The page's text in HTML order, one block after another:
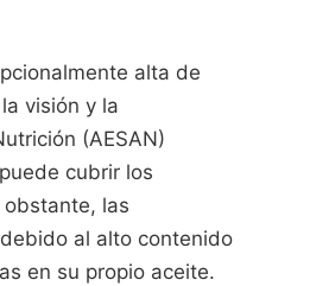
alta de
visión y la
(AESAN)
cubrir los
las
al alto contenido
en su propio aceite.